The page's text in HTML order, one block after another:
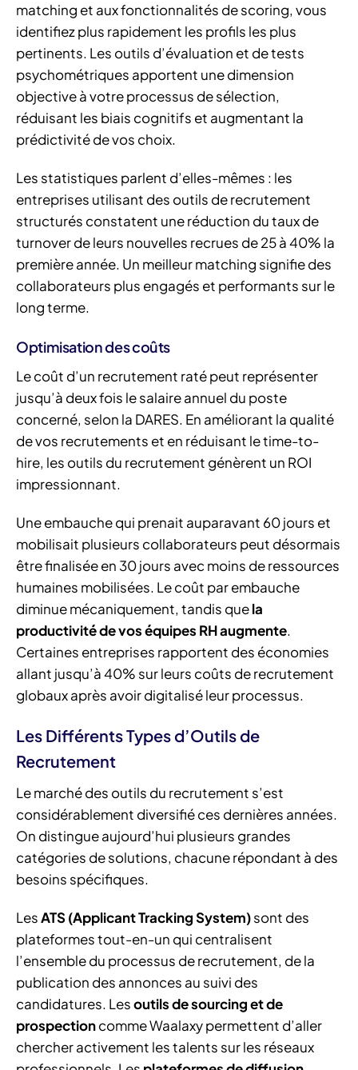
matching et aux fonctionnalités de scoring, vous
identifiez plus rapidement les profils les plus
pertinents. Les outils d’évaluation et de tests
psychométriques apportent une dimension
objective à votre processus de sélection,
réduisant les biais cognitifs et augmentant la
prédictivité de vos choix.
Les statistiques parlent d’elles-mêmes : les
entreprises utilisant des outils de recrutement
structurés constatent une réduction du taux de
turnover de leurs nouvelles recrues de 25 à 40% la
première année. Un meilleur matching signifie des
collaborateurs plus engagés et performants sur le
long terme.
Optimisation des coûts
Le coût d’un recrutement raté peut représenter
jusqu’à deux fois le salaire annuel du poste
concerné, selon la DARES. En améliorant la qualité
de vos recrutements et en réduisant le time-to-
hire, les outils du recrutement génèrent un ROI
impressionnant.
Une embauche qui prenait auparavant 60 jours et
mobilisait plusieurs collaborateurs peut désormais
être finalisée en 30 jours avec moins de ressources
humaines mobilisées. Le coût par embauche
diminue mécaniquement, tandis quela
productivité de vos équipes RH augmente.
Certaines entreprises rapportent des économies
allant jusqu’à 40% sur leurs coûts de recrutement
globaux après avoir digitalisé leur processus.
Les Différents Types d’Outils de
Recrutement
Le marché des outils du recrutement s’est
considérablement diversifié ces dernières années.
On distingue aujourd’hui plusieurs grandes
catégories de solutions, chacune répondant à des
besoins spécifiques.
LesATS (Applicant Tracking System)sont des
plateformes tout-en-un qui centralisent
l’ensemble du processus de recrutement, de la
publication des annonces au suivi des
candidatures. Lesoutils de sourcing et de
prospectioncomme Waalaxy permettent d’aller
chercher activement les talents sur les réseaux